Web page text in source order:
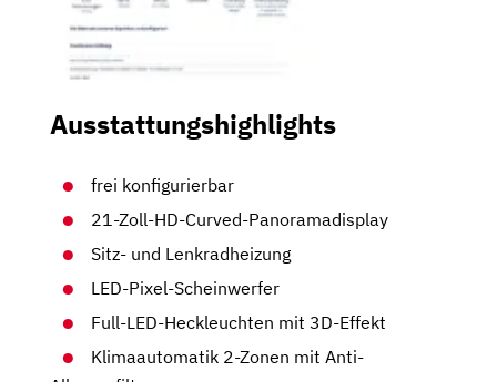
Ausstattungshighlights
frei konfigurierbar
21-Zoll-HD-Curved-Panoramadisplay
Sitz- und Lenkradheizung
LED-Pixel-Scheinwerfer
Full-LED-Heckleuchten mit 3D-Effekt
Klimaautomatik 2-Zonen mit Anti-